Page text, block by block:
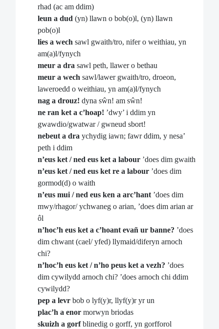
rhad (ac am ddim)
leun a dud (yn) llawn o bob(o)l, (yn) llawn
pob(o)l
lies a wech sawl gwaith/tro, nifer o weithiau, yn
am(a)l/fynych
meur a dra sawl peth, llawer o bethau
meur a wech sawl/lawer gwaith/tro, droeon,
laweroedd o weithiau, yn am(a)l/fynych
nag a drouz! dyna sŵn! am sŵn!
ne ran ket a c’hoap! ’dwy’ i ddim yn
gwawdio/gwatwar / gwneud sbort!
nebeut a dra ychydig iawn; fawr ddim, y nesa’
peth i ddim
n’eus ket / ned eus ket a labour ’does dim gwaith
n’eus ket / ned eus ket re a labour ’does dim
gormod(d) o waith
n’eus mui / ned eus ken a arc’hant ’does dim
mwy/rhagor/ ychwaneg o arian, ’does dim arian ar
ôl
n’hoc’h eus ket a c’hoant evañ ur banne? ’does
dim chwant (cael/ yfed) llymaid/diferyn arnoch
chi?
n’hoc’h eus ket / n’ho peus ket a vezh? ’does
dim cywilydd arnoch chi? ’does arnoch chi ddim
cywilydd?
pep a levr bob o lyf(y)r, llyf(y)r yr un
plac’h a enor morwyn briodas
skuizh a gorfblinedig o gorff, yn gorfforol